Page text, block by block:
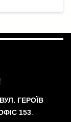
ГЕРОЇВ
153.